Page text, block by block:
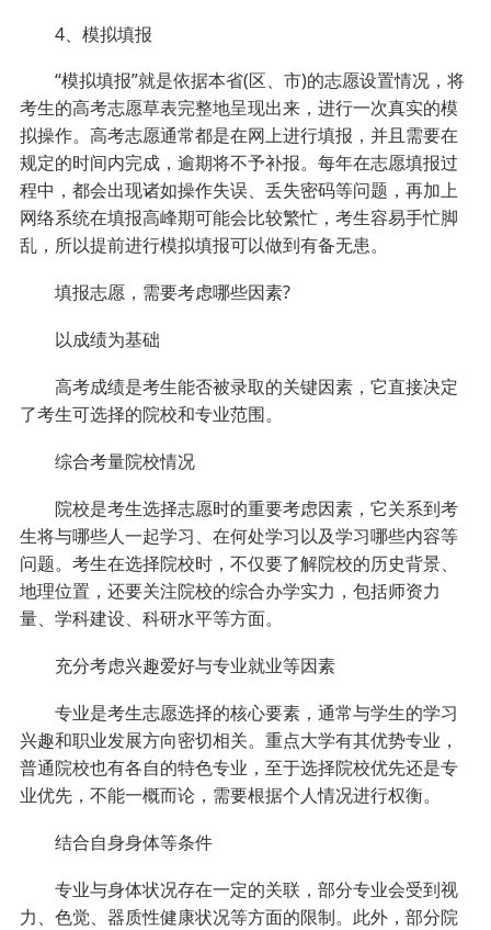
4、模拟填报
“模拟填报”就是依据本省(区、市)的志愿设置情况，将
考生的高考志愿草表完整地呈现出来，进行一次真实的模
拟操作。高考志愿通常都是在网上进行填报，并且需要在
规定的时间内完成，逾期将不予补报。每年在志愿填报过
程中，都会出现诸如操作失误、丢失密码等问题，再加上
网络系统在填报高峰期可能会比较繁忙，考生容易手忙脚
乱，所以提前进行模拟填报可以做到有备无患。
填报志愿，需要考虑哪些因素?
以成绩为基础
高考成绩是考生能否被录取的关键因素，它直接决定
了考生可选择的院校和专业范围。
综合考量院校情况
院校是考生选择志愿时的重要考虑因素，它关系到考
生将与哪些人一起学习、在何处学习以及学习哪些内容等
问题。考生在选择院校时，不仅要了解院校的历史背景、
地理位置，还要关注院校的综合办学实力，包括师资力
量、学科建设、科研水平等方面。
充分考虑兴趣爱好与专业就业等因素
专业是考生志愿选择的核心要素，通常与学生的学习
兴趣和职业发展方向密切相关。重点大学有其优势专业，
普通院校也有各自的特色专业，至于选择院校优先还是专
业优先，不能一概而论，需要根据个人情况进行权衡。
结合自身身体等条件
专业与身体状况存在一定的关联，部分专业会受到视
力、色觉、器质性健康状况等方面的限制。此外，部分院